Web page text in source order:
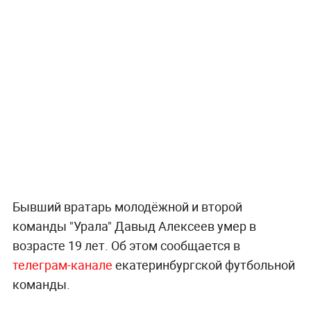
Бывший вратарь молодёжной и второй
команды "Урала" Давыд Алексеев умер в
возрасте 19 лет. Об этом сообщается в
телеграм-канале екатеринбургской футбольной
команды.